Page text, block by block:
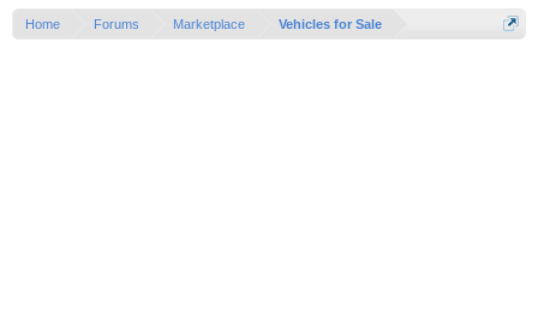
Home Forums Marketplace Vehicles for Sale